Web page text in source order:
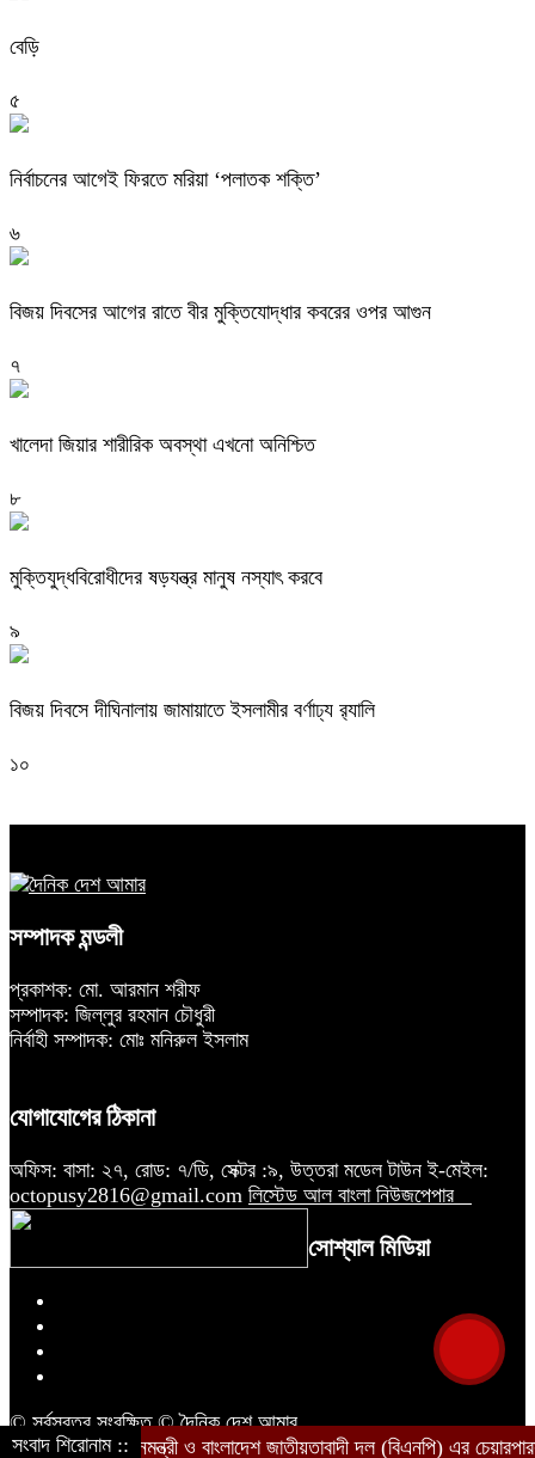
বেড়ি
৫
নির্বাচনের আগেই ফিরতে মরিয়া ‘পলাতক শক্তি’
৬
বিজয় দিবসের আগের রাতে বীর মুক্তিযোদ্ধার কবরের ওপর আগুন
৭
খালেদা জিয়ার শারীরিক অবস্থা এখনো অনিশ্চিত
৮
মুক্তিযুদ্ধবিরোধীদের ষড়যন্ত্র মানুষ নস্যাৎ করবে
৯
বিজয় দিবসে দীঘিনালায় জামায়াতে ইসলামীর বর্ণাঢ্য র‍্যালি
১০
সম্পাদক মন্ডলী
প্রকাশক: মো. আরমান শরীফ
সম্পাদক: জিল্লুর রহমান চৌধুরী
নির্বাহী সম্পাদক: মোঃ মনিরুল ইসলাম
যোগাযোগের ঠিকানা
অফিস: বাসা: ২৭, রোড: ৭/ডি, সেক্টর :৯, উত্তরা মডেল টাউন ই-মেইল:
octopusy2816@gmail.com লিস্টেড আল বাংলা নিউজপেপার
সোশ্যাল মিডিয়া
© সর্বস্বত্ব সংরক্ষিত © দৈনিক দেশ আমার
সংবাদ শিরোনাম ::
সাবেক প্রধানমন্ত্রী ও বাংলাদেশ জাতীয়তাবাদী দল (বিএনপি) এর